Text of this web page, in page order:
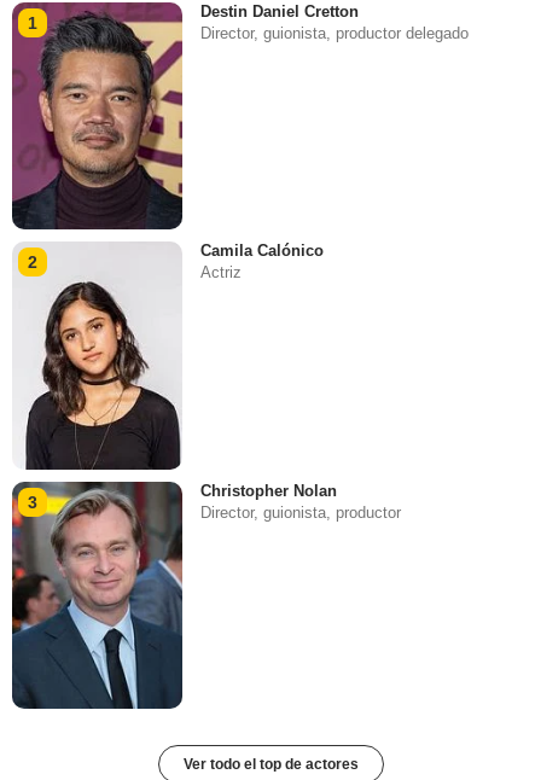
1
Destin Daniel Cretton
Director, guionista, productor delegado
2
Camila Calónico
Actriz
3
Christopher Nolan
Director, guionista, productor
Ver todo el top de actores